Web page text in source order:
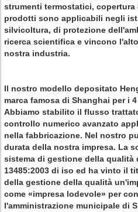
strumenti termostatici, copertura
prodotti sono applicabili negli
silvicoltura, di protezione
ricerca scientifica e vincono
nostra industria.
Il nostro modello depositato
marca famosa di Shanghai per i
Abbiamo stabilito il flusso
controllo numerico avanzato
nella fabbricazione. Nel nostro
durata della nostra impresa. La
sistema di gestione della qualità
13485:2003 di iso ed ha vinto il
della gestione della qualità
come «impresa lodevole» per
l'amministrazione municipale di